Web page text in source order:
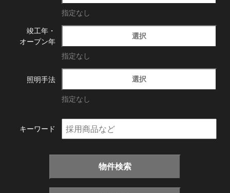
指定なし
竣工年・
オープン年
選択
指定なし
照明手法 選択
指定なし
キーワード
物件検索